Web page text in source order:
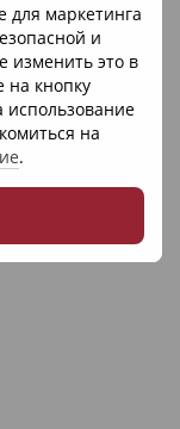
для маркетинга
и
изменить это в
на кнопку
использование
на
.